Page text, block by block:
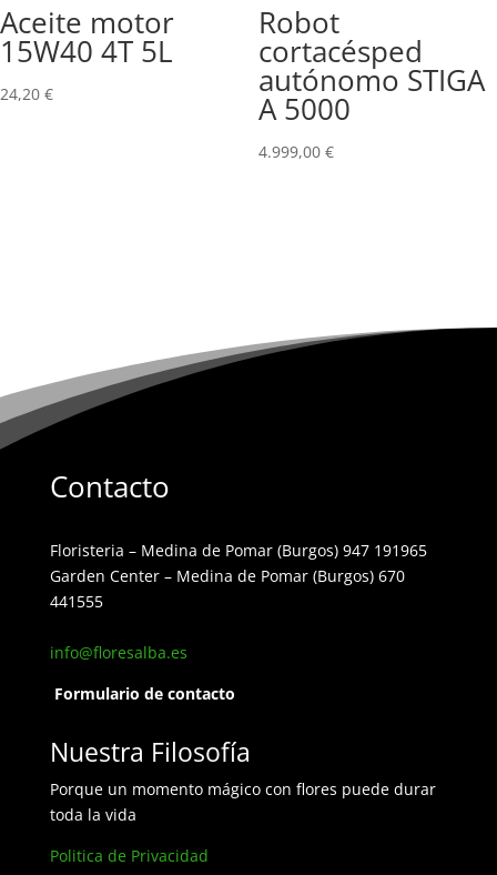
Aceite motor
15W40 4T 5L
24,20 €
Robot
cortacésped
autónomo STIGA
A 5000
4.999,00 €
Contacto
Floristeria – Medina de Pomar (Burgos) 947 191965
Garden Center – Medina de Pomar (Burgos) 670
441555
info@floresalba.es
Formulario de contacto
Nuestra Filosofía
Porque un momento mágico con flores puede durar
toda la vida
Politica de Privacidad